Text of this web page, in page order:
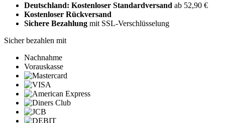
Deutschland: Kostenloser Standardversand ab 52,90 €
Kostenloser Rückversand
Sichere Bezahlung mit SSL-Verschlüsselung
Sicher bezahlen mit
Nachnahme
Vorauskasse